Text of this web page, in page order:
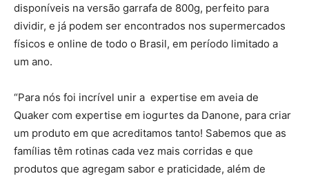
disponíveis na versão garrafa de 800g, perfeito para
dividir, e já podem ser encontrados nos supermercados
físicos e online de todo o Brasil, em período limitado a
um ano.
“Para nós foi incrível unir a expertise em aveia de
Quaker com expertise em iogurtes da Danone, para criar
um produto em que acreditamos tanto! Sabemos que as
famílias têm rotinas cada vez mais corridas e que
produtos que agregam sabor e praticidade, além de